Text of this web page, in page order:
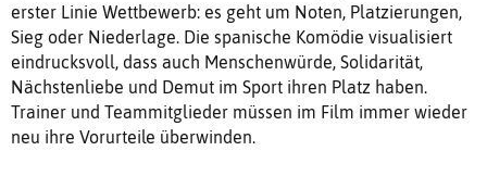
erster Linie Wettbewerb: es geht um Noten, Platzierungen,
Sieg oder Niederlage. Die spanische Komödie visualisiert
eindrucksvoll, dass auch Menschenwürde, Solidarität,
Nächstenliebe und Demut im Sport ihren Platz haben.
Trainer und Teammitglieder müssen im Film immer wieder
neu ihre Vorurteile überwinden.